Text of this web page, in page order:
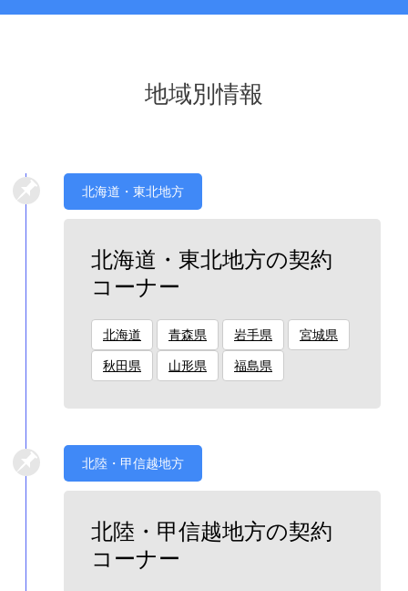
地域別情報
北海道・東北地方
北海道・東北地方の契約
コーナー
北海道 青森県 岩手県 宮城県
秋田県 山形県 福島県
北陸・甲信越地方
北陸・甲信越地方の契約
コーナー